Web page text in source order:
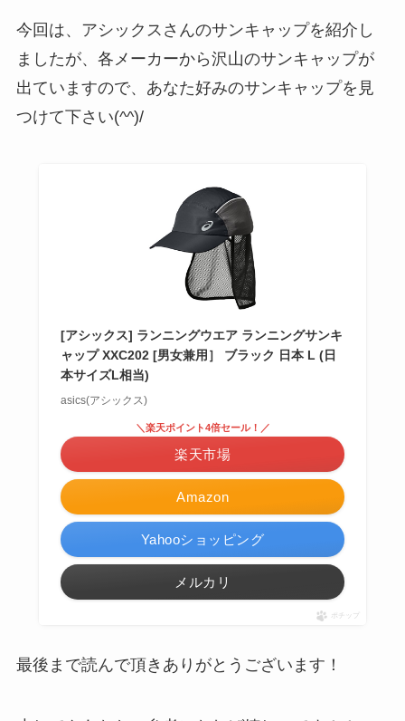
今回は、アシックスさんのサンキャップを紹介し
ましたが、各メーカーから沢山のサンキャップが
出ていますので、あなた好みのサンキャップを見
つけて下さい(^^)/
[アシックス] ランニングウエア ランニングサンキ
ャップ XXC202 [男女兼用］ ブラック 日本 L (日
本サイズL相当)
asics(アシックス)
Amazon
＼楽天ポイント4倍セール！／
楽天市場
Yahooショッピング
メルカリ
ポチップ
最後まで読んで頂きありがとうございます！